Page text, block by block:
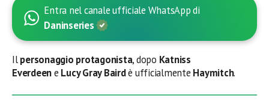
Entra nel canale ufficiale WhatsApp di
Daninseries
Ilpersonaggio protagonista, dopo Katniss
Everdeene Lucy Gray Bairdè ufficialmente Haymitch.